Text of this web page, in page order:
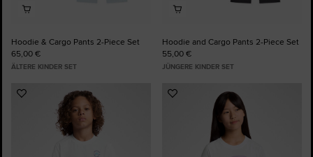
Hoodie & Cargo Pants 2-Piece Set
65,00 €
ÄLTERE KINDER SET
Hoodie and Cargo Pants 2-Piece Set
55,00 €
JÜNGERE KINDER SET
Zu
Favoriten
hinzufügen
Zu
hinzufügen